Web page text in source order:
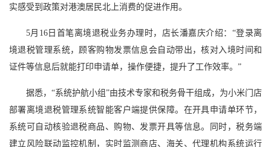
实感受到政策对港澳居民北上消费的促进作用。
5月16日首笔离境退税业务办理时，店长潘嘉庆介绍：“登录离
境退税管理系统，顾客购物发票信息会自动带出，核对入境时间和
证件等信息后就能打印申请单，操作便捷，提升了工作效率。”
据悉，“系统护航小组”由技术专家和税务骨干组成，为小米门店
部署离境退税管理系统智能客户端提供保障。在开具申请单环节，
系统可自动核验退税商品、购物、发票开具等信息。同时，税务端
建立风险联动监控机制，实时监测商店、海关、代理机构系统运行